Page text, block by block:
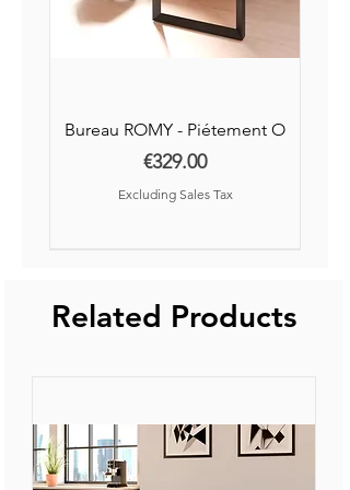
Bureau ROMY - Piétement O
Price
€329.00
Excluding Sales Tax
Related Products